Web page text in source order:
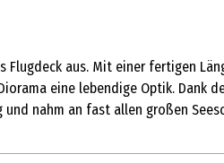
aus. Mit einer fertigen
eine lebendige Optik. Dank
nahm an fast allen großen